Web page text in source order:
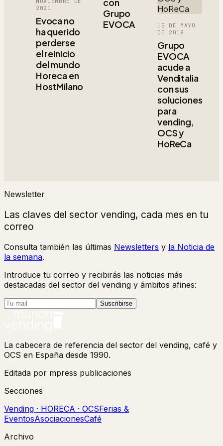
2021
Evoca no
ha querido
perderse
el reinicio
del mundo
Horeca en
HostMilano
Grupo
EVOCA
15 DE MAYO
DE 2018
Grupo
EVOCA
acude a
Venditalia
con sus
soluciones
para
vending,
OCS y
HoReCa
Newsletter
Las claves del sector vending, cada mes en tu
correo
Consulta también las últimas Newsletters y la Noticia de
la semana.
Introduce tu correo y recibirás las noticias más
destacadas del sector del vending y ámbitos afines:
Suscribirse
La cabecera de referencia del sector del vending, café y
OCS en España desde 1990.
Editada por mpress publicaciones
Secciones
Vending · HORECA · OCSFerias &
EventosAsociacionesCafé
Archivo